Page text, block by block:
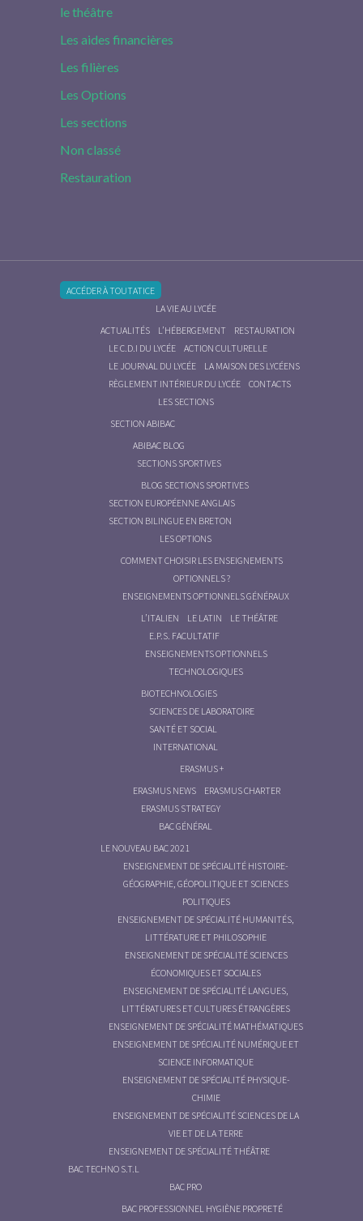
le théâtre
Les aides financières
Les filières
Les Options
Les sections
Non classé
Restauration
ACCÉDER À TOUTATICE
LA VIE AU LYCÉE
ACTUALITÉS
L’HÉBERGEMENT
RESTAURATION
LE C.D.I DU LYCÉE
ACTION CULTURELLE
LE JOURNAL DU LYCÉE
LA MAISON DES LYCÉENS
RÈGLEMENT INTÉRIEUR DU LYCÉE
CONTACTS
LES SECTIONS
SECTION ABIBAC
ABIBAC BLOG
SECTIONS SPORTIVES
BLOG SECTIONS SPORTIVES
SECTION EUROPÉENNE ANGLAIS
SECTION BILINGUE EN BRETON
LES OPTIONS
COMMENT CHOISIR LES ENSEIGNEMENTS
OPTIONNELS ?
ENSEIGNEMENTS OPTIONNELS GÉNÉRAUX
L’ITALIEN
LE LATIN
LE THÉÂTRE
E.P.S. FACULTATIF
ENSEIGNEMENTS OPTIONNELS
TECHNOLOGIQUES
BIOTECHNOLOGIES
SCIENCES DE LABORATOIRE
SANTÉ ET SOCIAL
INTERNATIONAL
ERASMUS +
ERASMUS NEWS
ERASMUS CHARTER
ERASMUS STRATEGY
BAC GÉNÉRAL
LE NOUVEAU BAC 2021
ENSEIGNEMENT DE SPÉCIALITÉ HISTOIRE-
GÉOGRAPHIE, GÉOPOLITIQUE ET SCIENCES
POLITIQUES
ENSEIGNEMENT DE SPÉCIALITÉ HUMANITÉS,
LITTÉRATURE ET PHILOSOPHIE
ENSEIGNEMENT DE SPÉCIALITÉ SCIENCES
ÉCONOMIQUES ET SOCIALES
ENSEIGNEMENT DE SPÉCIALITÉ LANGUES,
LITTÉRATURES ET CULTURES ÉTRANGÈRES
ENSEIGNEMENT DE SPÉCIALITÉ MATHÉMATIQUES
ENSEIGNEMENT DE SPÉCIALITÉ NUMÉRIQUE ET
SCIENCE INFORMATIQUE
ENSEIGNEMENT DE SPÉCIALITÉ PHYSIQUE-
CHIMIE
ENSEIGNEMENT DE SPÉCIALITÉ SCIENCES DE LA
VIE ET DE LA TERRE
ENSEIGNEMENT DE SPÉCIALITÉ THÉÂTRE
BAC TECHNO S.T.L
BAC PRO
BAC PROFESSIONNEL HYGIÈNE PROPRETÉ